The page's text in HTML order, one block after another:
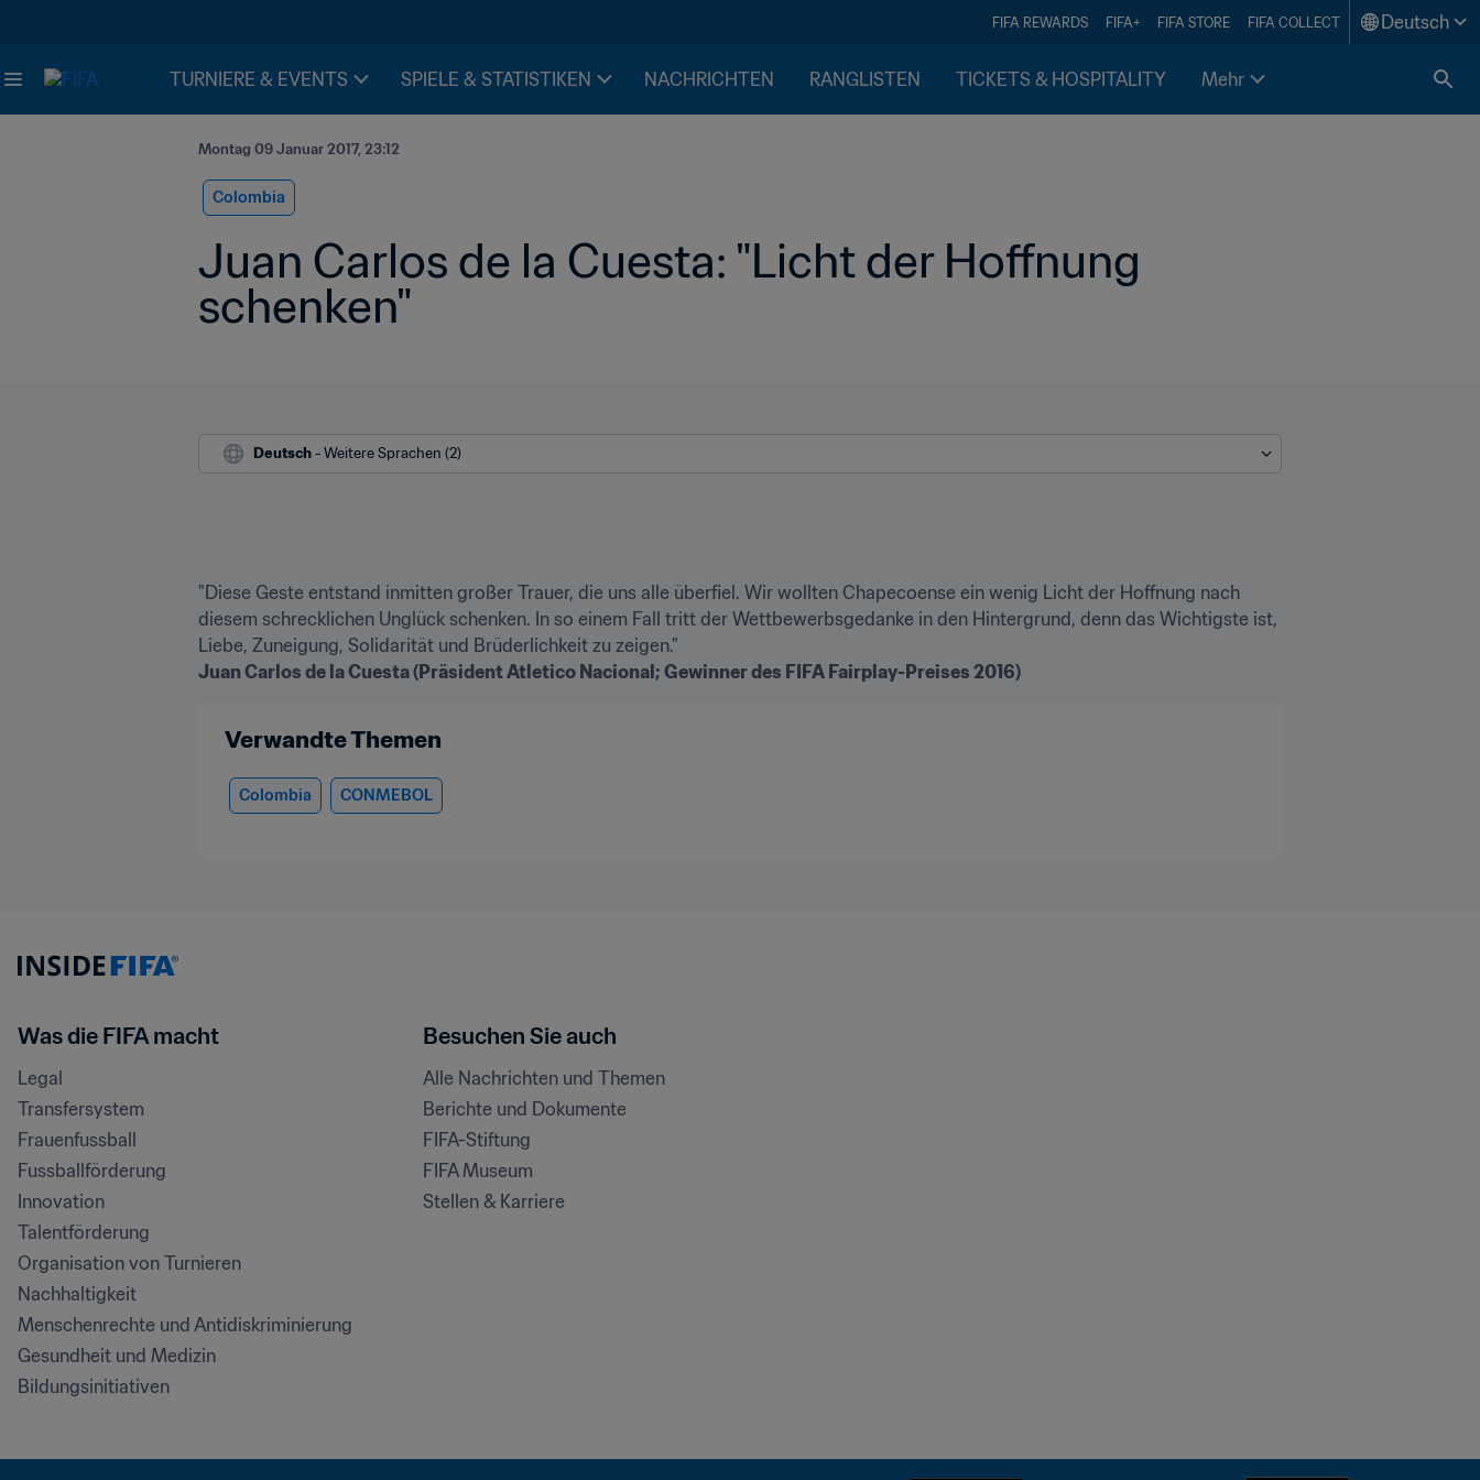
FIFA REWARDS FIFA+ FIFA STORE FIFA COLLECT Deutsch
TURNIERE & EVENTS SPIELE & STATISTIKEN NACHRICHTEN RANGLISTEN TICKETS & HOSPITALITY Mehr
Montag 09 Januar 2017, 23:12
Colombia
Juan Carlos de la Cuesta: "Licht der Hoffnung
schenken"
Deutsch - Weitere Sprachen (2)
"Diese Geste entstand inmitten großer Trauer, die uns alle überfiel. Wir wollten Chapecoense ein wenig Licht der Hoffnung nach
diesem schrecklichen Unglück schenken. In so einem Fall tritt der Wettbewerbsgedanke in den Hintergrund, denn das Wichtigste ist,
Juan Carlos de la Cuesta (Präsident Atletico Nacional; Gewinner des FIFA Fairplay-Preises 2016)
Verwandte Themen
Colombia CONMEBOL
Was die FIFA macht
Legal
Transfersystem
Frauenfussball
Fussballförderung
Innovation
Talentförderung
Organisation von Turnieren
Nachhaltigkeit
Menschenrechte und Antidiskriminierung
Gesundheit und Medizin
Bildungsinitiativen
Besuchen Sie auch
Alle Nachrichten und Themen
Berichte und Dokumente
FIFA-Stiftung
FIFA Museum
Stellen & Karriere